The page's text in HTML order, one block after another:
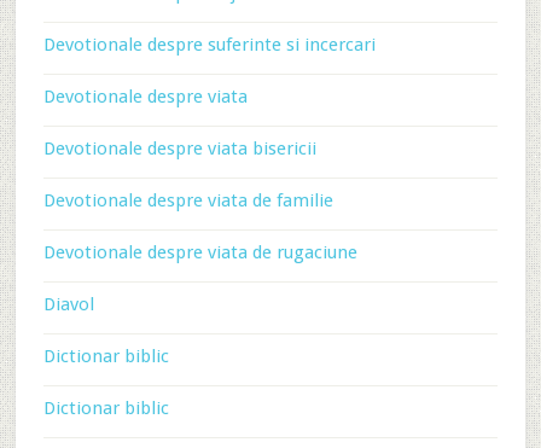
Devotionale despre suferinte si incercari
Devotionale despre viata
Devotionale despre viata bisericii
Devotionale despre viata de familie
Devotionale despre viata de rugaciune
Diavol
Dictionar biblic
Dictionar biblic